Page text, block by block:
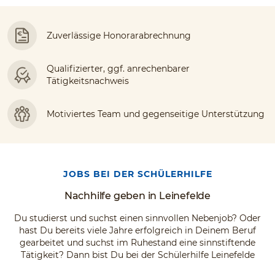
Zuverlässige Honorarabrechnung
Qualifizierter, ggf. anrechenbarer
Tätigkeitsnachweis
Motiviertes Team und gegenseitige Unterstützung
JOBS BEI DER SCHÜLERHILFE
Nachhilfe geben in Leinefelde
Du studierst und suchst einen sinnvollen Nebenjob? Oder
hast Du bereits viele Jahre erfolgreich in Deinem Beruf
gearbeitet und suchst im Ruhestand eine sinnstiftende
Tätigkeit? Dann bist Du bei der Schülerhilfe Leinefelde